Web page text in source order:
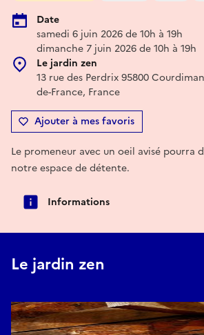
Date
samedi 6 juin 2026 de 10h à 19h
dimanche 7 juin 2026 de 10h à 19h
Le jardin zen
13 rue des Perdrix 95800
de-France, France
Ajouter à mes favoris
Le promeneur avec un oeil avisé pourra
notre espace de détente.
Informations
Le jardin zen